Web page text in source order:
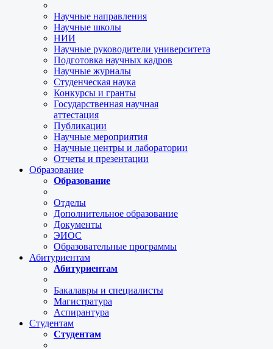
Научные направления
Научные школы
НИИ
Научные руководители университета
Подготовка научных кадров
Научные журналы
Студенческая наука
Конкурсы и гранты
Государственная научная
аттестация
Публикации
Научные мероприятия
Научные центры и лаборатории
Отчеты и презентации
Образование
Образование
Отделы
Дополнительное образование
Документы
ЭИОС
Образовательные программы
Абитуриентам
Абитуриентам
Бакалавры и специалисты
Магистратура
Аспирантура
Студентам
Студентам